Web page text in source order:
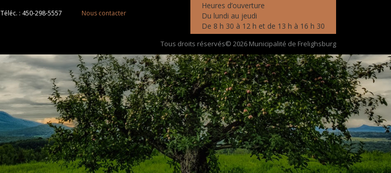
Téléc. : 450-298-5557 Nous contacter
Heures d’ouverture
Du lundi au jeudi
De 8 h 30 à 12 h et de 13 h à 16 h 30
Tous droits réservés© 2026 Municipalité de Frelighsburg